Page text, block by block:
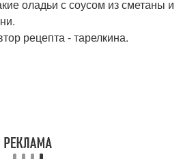
оладьи с соусом из сметаны и
рецепта - тарелкина.